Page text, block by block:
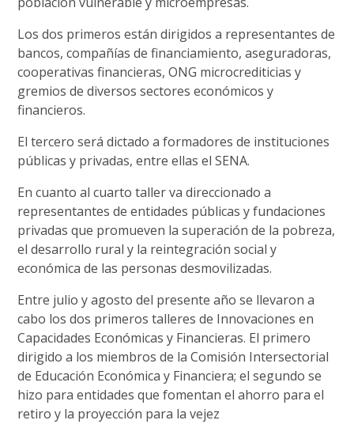
Los dos primeros están dirigidos a representantes de
bancos, compañías de financiamiento, aseguradoras,
cooperativas financieras, ONG microcrediticias y
gremios de diversos sectores económicos y
financieros.
El tercero será dictado a formadores de instituciones
públicas y privadas, entre ellas el SENA.
En cuanto al cuarto taller va direccionado a
representantes de entidades públicas y fundaciones
privadas que promueven la superación de la pobreza,
el desarrollo rural y la reintegración social y
económica de las personas desmovilizadas.
Entre julio y agosto del presente año se llevaron a
cabo los dos primeros talleres de Innovaciones en
Capacidades Económicas y Financieras. El primero
dirigido a los miembros de la Comisión Intersectorial
de Educación Económica y Financiera; el segundo se
hizo para entidades que fomentan el ahorro para el
retiro y la proyección para la vejez